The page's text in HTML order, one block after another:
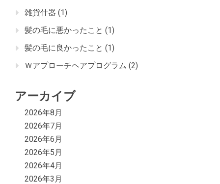
雑貨什器 (1)
髪の毛に悪かったこと (1)
髪の毛に良かったこと (1)
Ｗアプローチヘアプログラム (2)
アーカイブ
2026年8月
2026年7月
2026年6月
2026年5月
2026年4月
2026年3月